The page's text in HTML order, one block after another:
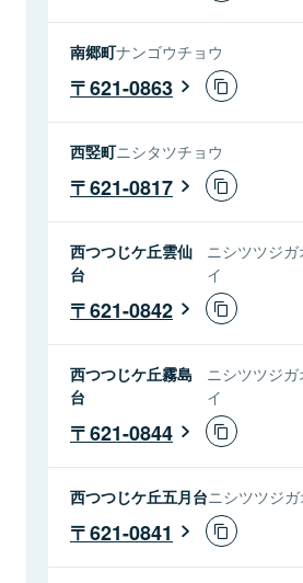
南郷町ナンゴウチョウ
621-0863
西竪町ニシタツチョウ
621-0817
西つつじケ丘雲仙
台
ニシツツジ
イ
621-0842
西つつじケ丘霧島
台
ニシツツジ
イ
621-0844
西つつじケ丘五月台ニシツツジ
621-0841